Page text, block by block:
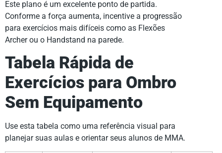
Este plano é um excelente ponto de partida.
Conforme a força aumenta, incentive a progressão
para exercícios mais difíceis como as Flexões
Archer ou o Handstand na parede.
Tabela Rápida de
Exercícios para Ombro
Sem Equipamento
Use esta tabela como uma referência visual para
planejar suas aulas e orientar seus alunos de MMA.